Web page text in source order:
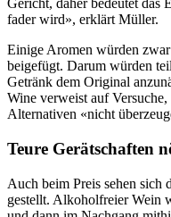
Gericht, daher bedeutet das
fader wird», erklärt Müller.
Einige Aromen würden
beigefügt. Darum würden
Getränk dem Original
Wine verweist auf
Alternativen «nicht
Teure Gerätschaften
Auch beim Preis sehen sich
gestellt. Alkoholfreier Wein